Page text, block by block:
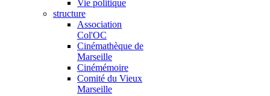
Vie politique
structure
Association
Col'OC
Cinémathèque de
Marseille
Cinémémoire
Comité du Vieux
Marseille